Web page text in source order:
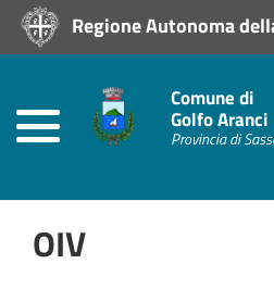
Regione Autonoma
Comune di
Golfo Aranci
Provincia di
Home
Prevenzione
alla
Corruzione
Amministrazione
Trasparente
OIV